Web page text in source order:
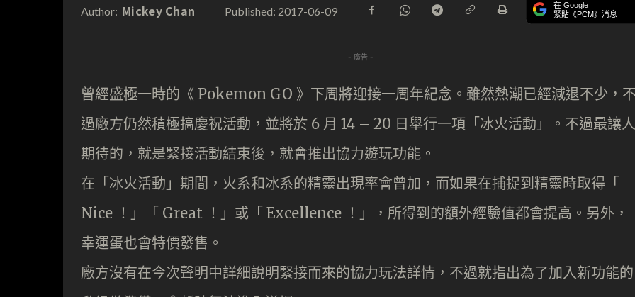
Author: Mickey Chan Published: 2017-06-09 在 Google
緊貼《PCM》消息
- 廣告 -
曾經盛極一時的《 Pokemon GO 》下周將迎接一周年紀念。雖然熱潮已經減退不少，
過廠方仍然積極搞慶祝活動，並將於 6 月 14 – 20 日舉行一項「冰火活動」。不過最讓人
期待的，就是緊接活動結束後，就會推出協力遊玩功能。
在「冰火活動」期間，火系和冰系的精靈出現率會曾加，而如果在捕捉到精靈時取得「
Nice ！」「 Great ！」或「 Excellence ！」，所得到的額外經驗值都會提高。另外，
幸運蛋也會特價發售。
廠方沒有在今次聲明中詳細說明緊接而來的協力玩法詳情，不過就指出為了加入新功能的